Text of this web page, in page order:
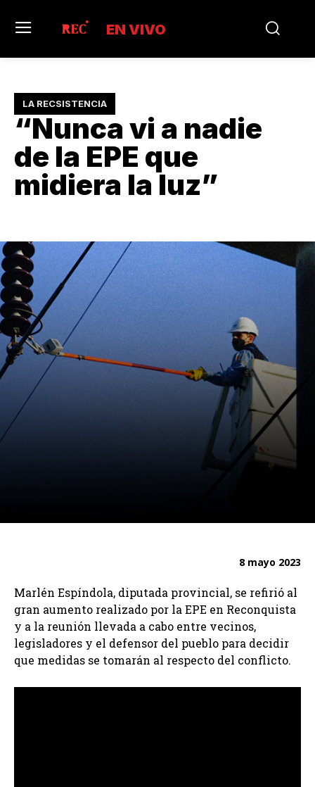
EN VIVO
LA RECSISTENCIA
“Nunca vi a nadie
de la EPE que
midiera la luz”
8 mayo 2023
Marlén Espíndola, diputada provincial, se refirió al
gran aumento realizado por la EPE en Reconquista
y a la reunión llevada a cabo entre vecinos,
legisladores y el defensor del pueblo para decidir
que medidas se tomarán al respecto del conflicto.